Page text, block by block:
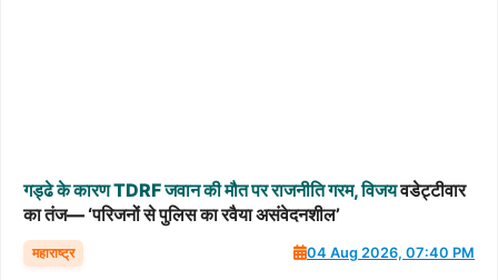
गड्ढेकेकारणTDRFजवानकीमौतपरराजनीतिगरम,विजयवडेट्टीवार
का तंज— ‘परिजनों से पुलिस का रवैया असंवेदनशील’
महाराष्ट्र 04 Aug 2026, 07:40 PM